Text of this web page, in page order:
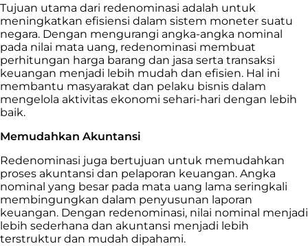
Tujuan utama dari redenominasi adalah untuk
meningkatkan efisiensi dalam sistem moneter suatu
negara. Dengan mengurangi angka-angka nominal
pada nilai mata uang, redenominasi membuat
perhitungan harga barang dan jasa serta transaksi
keuangan menjadi lebih mudah dan efisien. Hal ini
membantu masyarakat dan pelaku bisnis dalam
mengelola aktivitas ekonomi sehari-hari dengan lebih
baik.
Memudahkan Akuntansi
Redenominasi juga bertujuan untuk memudahkan
proses akuntansi dan pelaporan keuangan. Angka
nominal yang besar pada mata uang lama seringkali
membingungkan dalam penyusunan laporan
keuangan. Dengan redenominasi, nilai nominal menjadi
lebih sederhana dan akuntansi menjadi lebih
terstruktur dan mudah dipahami.